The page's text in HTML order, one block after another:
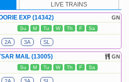
LIVE TRAINS
GN
EXP (14342)
Su M Tu W Th F Sa
2A 3A SL
GN
MAIL (13005)
Su M Tu W Th F Sa